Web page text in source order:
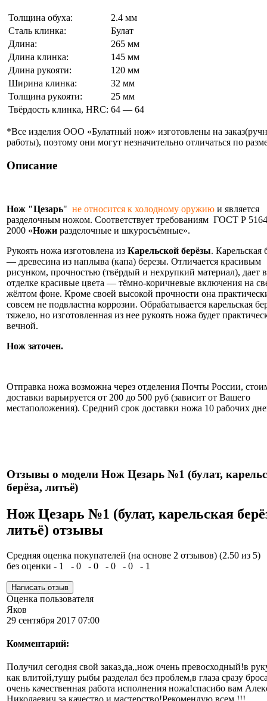
Толщина обуха:
2.4 мм
Сталь клинка:
Булат
Длина:
265 мм
Длина клинка:
145 мм
Длина рукояти:
120 мм
Ширина клинка:
32 мм
Толщина рукояти:
25 мм
Твёрдость клинка, HRC: 64 — 64
*Все изделия ООО «Булатный нож» изготовлены на
работы), поэтому они могут незначительно отличаться по
Описание
Нож "Цезарь" не относится к холодному оружию и является
разделочным ножом. Соответствует требованиям ГОСТ Р
2000 «Ножи разделочные и шкуросъёмные».
Рукоять ножа изготовлена из Карельской берёзы. Карельская
— древесина из наплыва (капа) березы. Отличается красивым
рисунком, прочностью (твёрдый и нехрупкий материал), дает в
отделке красивые цвета — тёмно-коричневые включения на
жёлтом фоне. Кроме своей высокой прочности она
совсем не подвластна коррозии. Обрабатывается карельская
тяжело, но изготовленная из нее рукоять ножа будет
вечной.
Нож заточен.
Отправка ножа возможна через отделения Почты России,
доставки варьируется от 200 до 500 руб (зависит от Вашего
местаположения). Средний срок доставки ножа 10 рабочих
Отзывы о модели Нож Цезарь №1 (булат,
берёза, литьё)
Нож Цезарь №1 (булат, карельская
литьё) отзывы
Средняя оценка покупателей (на основе 2 отзывов) (2.50 из 5)
без оценки - 1 - 0 - 0 - 0 - 0 - 1
Оценка пользователя
Яков
29 сентября 2017 07:00
Комментарий:
Получил сегодня свой заказ,да,,нож очень превосходный!в
как влитой,тушу рыбы разделал без проблем,в глаза сразу
очень качественная работа исполнения ножа!спасибо вам
Николаевич за качество и мастерство!Рекомендую всем !!!